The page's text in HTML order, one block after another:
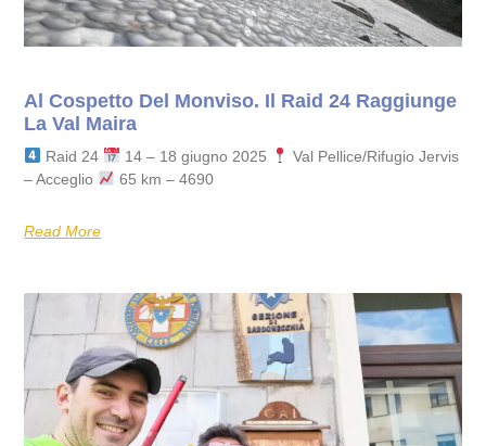
Al Cospetto Del Monviso. Il Raid 24 Raggiunge
La Val Maira
Raid 24 14 – 18 giugno 2025
Val Pellice/Rifugio Jervis
– Acceglio
65 km – 4690
Read More